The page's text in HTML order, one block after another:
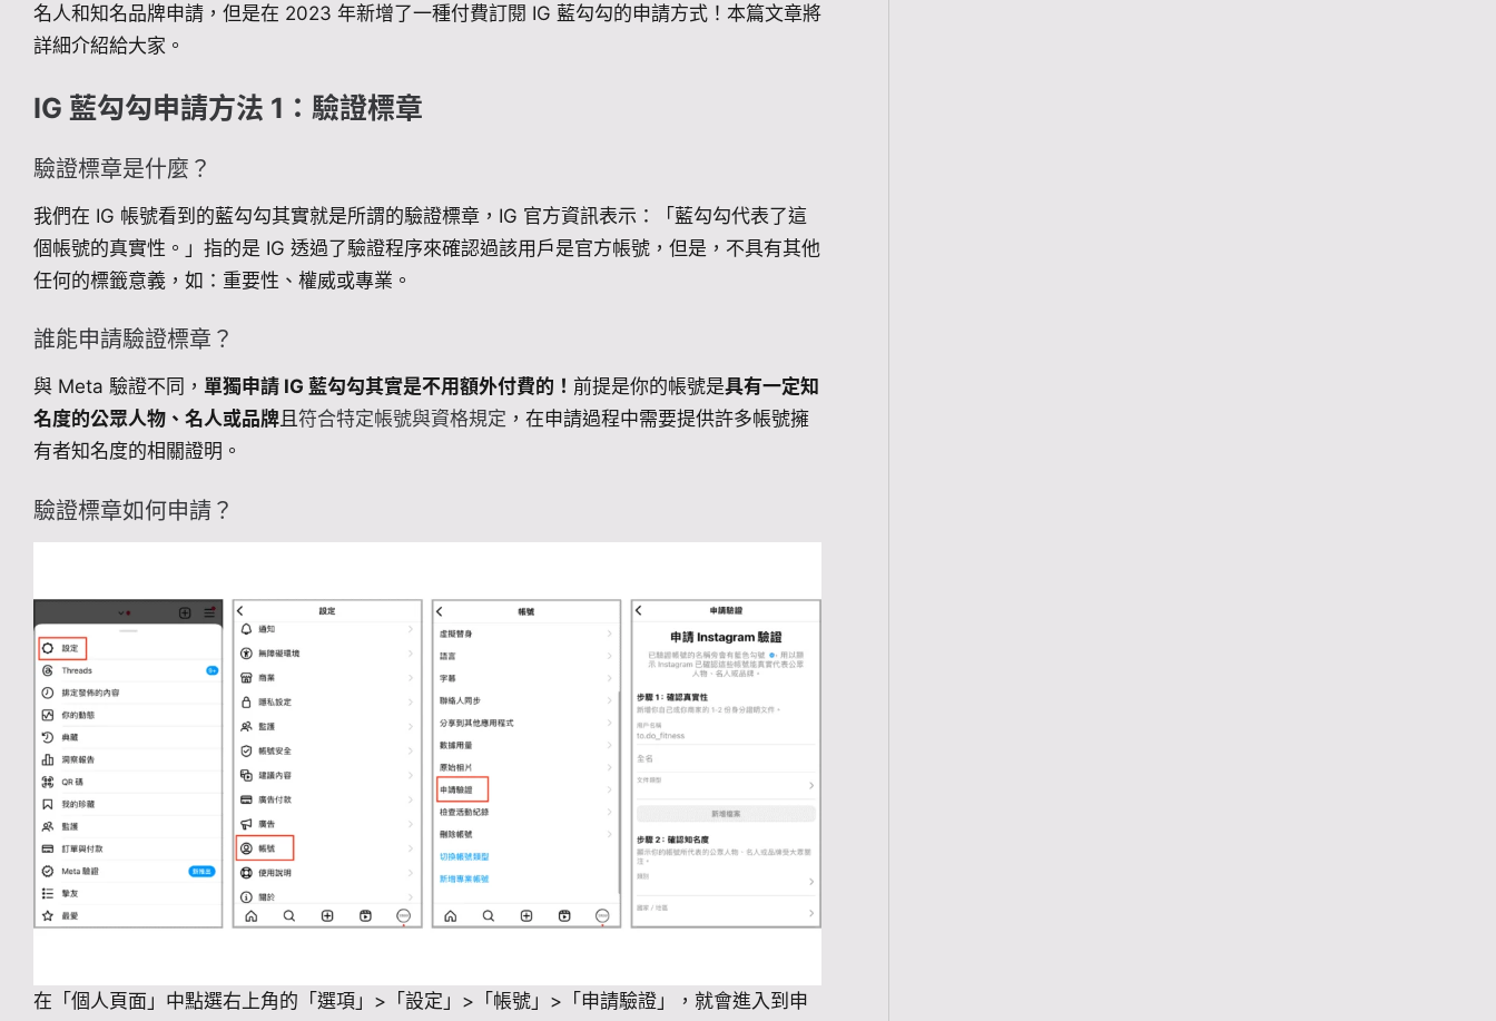
名人和知名品牌申請，但是在 2023 年新增了一種付費訂閱 IG 藍勾勾的申請方式！本篇文章將
詳細介紹給大家。
IG 藍勾勾申請方法 1：驗證標章
驗證標章是什麼？
我們在 IG 帳號看到的藍勾勾其實就是所謂的驗證標章，IG 官方資訊表示：「藍勾勾代表了這
個帳號的真實性。」指的是 IG 透過了驗證程序來確認過該用戶是官方帳號，但是，不具有其他
任何的標籤意義，如：重要性、權威或專業。
誰能申請驗證標章？
與 Meta 驗證不同， 單獨申請 IG 藍勾勾其實是不用額外付費的！ 前提是你的帳號是具有一定知
名度的公眾人物、名人或品牌且符合特定帳號與資格規定 ，在申請過程中需要提供許多帳號擁
有者知名度的相關證明。
驗證標章如何申請？
在「個人頁面」中點選右上角的「選項」>「設定」>「帳號」>「申請驗證」，就會進入到申